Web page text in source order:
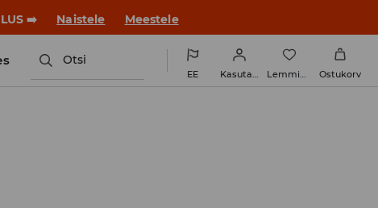
➡️ Naistele Meestele
Otsi
EE Kasutaja Lemmikud Ostukorv